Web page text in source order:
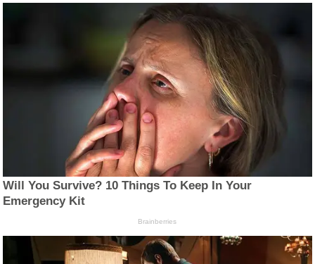
Will You Survive? 10 Things To Keep In Your
Emergency Kit
Brainberries